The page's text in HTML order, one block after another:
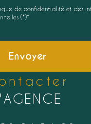
de confidentialité et des
(*)*
Envoyer